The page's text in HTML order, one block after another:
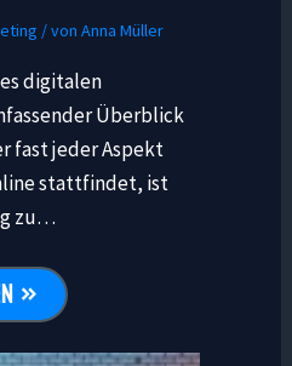
/ von Anna Müller
digitalen
Überblick
fast jeder Aspekt
stattfindet, ist
zu…
»